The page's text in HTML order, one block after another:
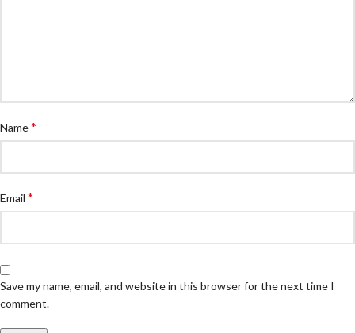
Name*
Email *
Save my name, email, and website in this browser for the next time I
comment.